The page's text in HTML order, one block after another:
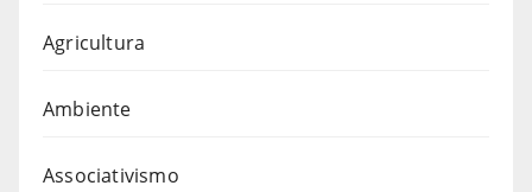
Agricultura
Ambiente
Associativismo